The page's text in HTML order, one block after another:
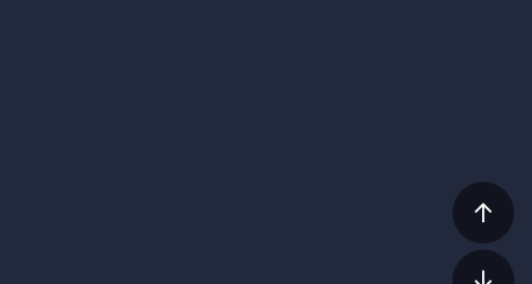
상
이동